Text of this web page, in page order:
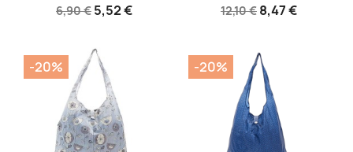
6,90 € 5,52 €
12,10 € 8,47 €
-20% -20%